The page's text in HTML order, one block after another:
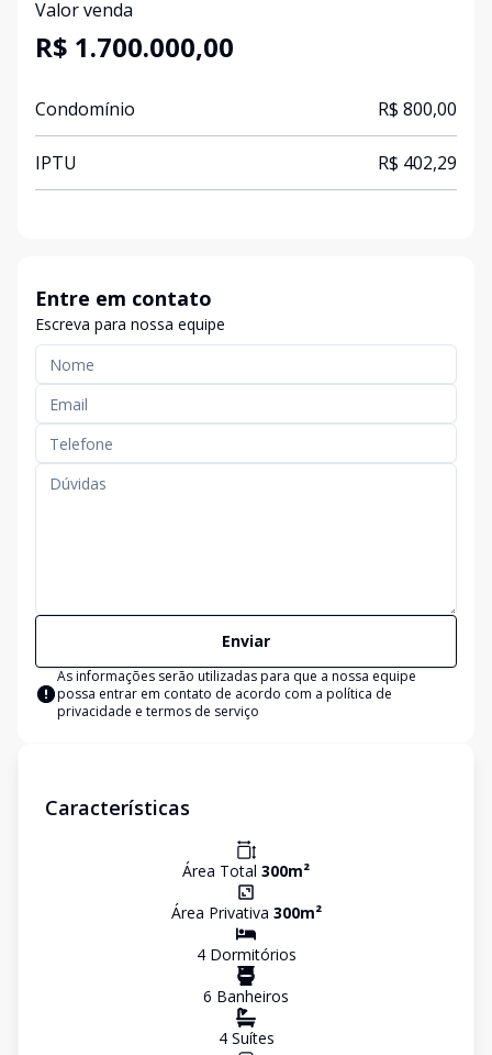
Valor venda
R$ 1.700.000,00
Condomínio R$ 800,00
IPTU R$ 402,29
Entre em contato
Escreva para nossa equipe
Enviar
As informações serão utilizadas para que a nossa equipe
possa entrar em contato de acordo com a política de
privacidade e termos de serviço
Características
Área Total 300m²
Área Privativa 300m²
4Dormitórios
6 Banheiros
4Suítes